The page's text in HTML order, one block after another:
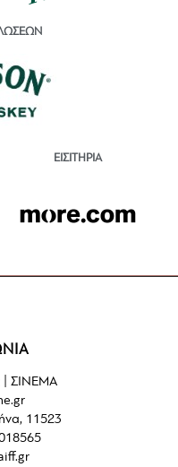
ΕΙΣΙΤΗΡΙΑ
| ΣΙΝΕΜΑ
11523